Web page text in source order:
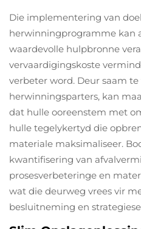
Die implementering van
herwinningprogramme kan
waardevolle hulpbronne
vervaardigingskoste
verbeter word. Deur saam
herwinningsparters, kan
dat hulle ooreenstem met
hulle tegelykertyd die
materiale maksimaliseer.
kwantifisering van
prosesverbeteringe en
wat die deurweg vrees vir
besluitneming en